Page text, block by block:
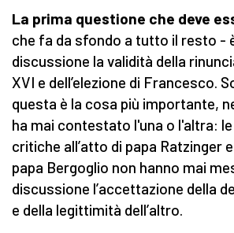
La prima questione che deve
che fa da sfondo a tutto il resto -
discussione la validità della
XVI e dell’elezione di Francesco.
questa è la cosa più importante,
ha mai contestato l'una o l'altra:
critiche all’atto di papa Ratzinger
papa Bergoglio non hanno mai
discussione l’accettazione della
e della legittimità dell’altro.